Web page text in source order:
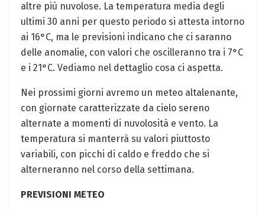
altre più nuvolose. La temperatura media⁤ degli
ultimi ​30 anni per questo‌ periodo si attesta ⁢intorno
ai‍ 16°C, ma le previsioni indicano⁣ che ci ⁢saranno‌
delle anomalie, con⁣ valori che⁤ oscilleranno ⁤tra ⁢i ⁣7°C
e i 21°C. Vediamo nel dettaglio⁤ cosa ci aspetta.
Nei prossimi⁣ giorni avremo‍ un meteo altalenante,
con giornate caratterizzate ‍da cielo sereno
alternate a momenti di nuvolosità e vento. La
temperatura si ‍manterrà su‍ valori​ piuttosto
variabili, ⁣con picchi di caldo e freddo che si
alterneranno nel corso della settimana.
PREVISIONI​ METEO